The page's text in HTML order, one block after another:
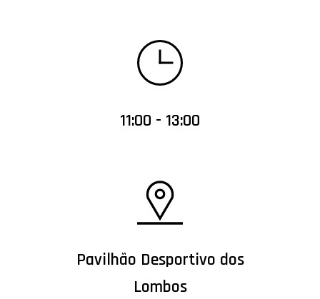
11:00 - 13:00
Pavilhão Desportivo dos
Lombos